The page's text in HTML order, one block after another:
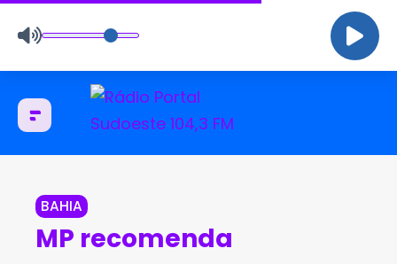
BAHIA
MP recomenda